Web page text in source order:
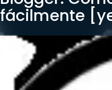
fácilmente